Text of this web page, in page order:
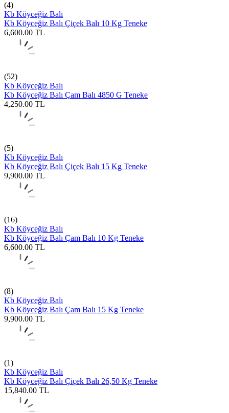
(4)
Kb Köyceğiz Balı
Kb Köyceğiz Balı Çiçek Balı 10 Kg Teneke
6,600.00 TL
(52)
Kb Köyceğiz Balı
Kb Köyceğiz Balı Çam Balı 4850 G Teneke
4,250.00 TL
(5)
Kb Köyceğiz Balı
Kb Köyceğiz Balı Çiçek Balı 15 Kg Teneke
9,900.00 TL
(16)
Kb Köyceğiz Balı
Kb Köyceğiz Balı Çam Balı 10 Kg Teneke
6,600.00 TL
(8)
Kb Köyceğiz Balı
Kb Köyceğiz Balı Çam Balı 15 Kg Teneke
9,900.00 TL
(1)
Kb Köyceğiz Balı
Kb Köyceğiz Balı Çiçek Balı 26,50 Kg Teneke
15,840.00 TL